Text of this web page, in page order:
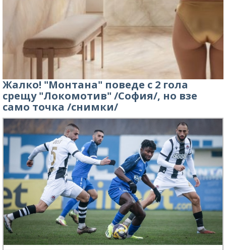
Жалко! "Монтана" поведе с 2 гола
срещу "Локомотив" /София/, но взе
само точка /снимки/